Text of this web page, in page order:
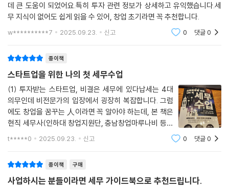
초기 스타트업은 자금이 부족하기에 어떻게 세금을 줄일 수 있는지가 더욱
중요할 것이다. 하지만 절세에 왕도는 없다. 세금을 줄이기 위해 무리하게
편법이나 탈세 행위를 하면 세무 리스크를 키워 더 큰 손실을 가져온다. 세
법이 어렵고 복잡해 보이지만 그 본질은 명확하므로, 절세의 본질을 이해
하는 것이 우선이다. 사업자가 내는 세금은 법인세, 소득세, 부가가치세라
고 했는데, 법인세, 소득세는 발생한 소득에 부과하는 세금이고 부가가치
세는 거래 단계에서 창출한 부가가치에 부과하는 세금이다. 따라서 소득세
와 부가가치세의 세금 계산 구조가 다르다. 절세의 본질을 이해하기 위해
법인세, 소득세의 절세와 부가가치세 절세를 나누어서 알아보는 것이 좋
다. 먼저 법인세, 소득세 절세의 본질을 살펴보자. 앞 장에서 살펴보았듯이
법인세와 소득세의 계산 구조는 비슷하다. 따라서 법인세와 소득세는 절세
--- p.60
데 큰 도움이 되었어요.특히 투자 관련 정보가 상세하고 유익했습니다.세
무 지식이 없어도 쉽게 읽을 수 있어, 창업 초기라면 꼭 추천합니다.
w**********7 2025.09.23. 신고 0 댓글0
종이책
스타트업을 위한 나의 첫 세무수업
(1) 투자받는 스타트업, 비결은 세무에 있다납세는 4대
의무인데 비전문가의 입장에서 굉장히 복잡합니다. 그럼
에도 창업을 꿈꾸는 人이라면 꼭 알아야 하는데, 본 책은
현직 세무사(인하대 창업지원단, 충남창업마루나비 등에
서 스타트업 멘토 겸직)가 스타트업 관계자들의 다양한
t*****0 2025.09.23. 신고 0 댓글0
종이책 구매
사업하시는 분들이라면 세무 가이드북으로 추천드립니다.